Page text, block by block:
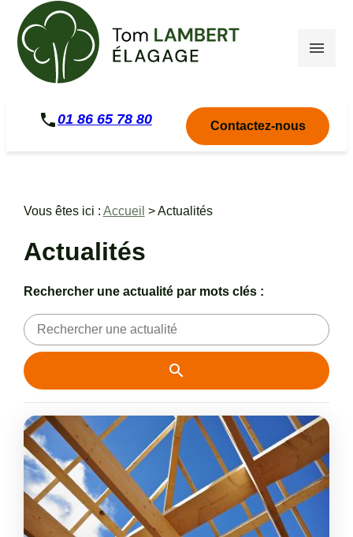
phone01 86 65 78 80 Contactez-nous
Vous êtes ici : Accueil > Actualités
Actualités
Rechercher une actualité par mots clés :
Panneau de gestion des cookies